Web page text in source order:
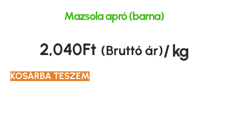
Mazsola apró (barna)
2,040Ft (Bruttó ár)/ kg
KOSÁRBA TESZEM